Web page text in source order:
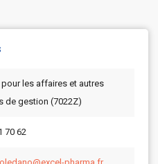
les affaires et autres
de gestion (7022Z)
70 62